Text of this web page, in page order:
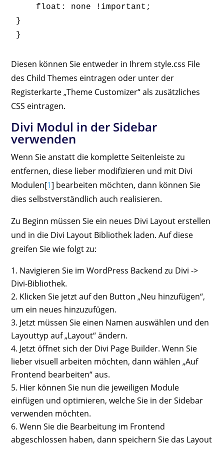
}
}
Diesen können Sie entweder in Ihrem style.css File
des Child Themes eintragen oder unter der
Registerkarte „Theme Customizer“ als zusätzliches
CSS eintragen.
Divi Modul in der Sidebar
verwenden
Wenn Sie anstatt die komplette Seitenleiste zu
entfernen, diese lieber modifizieren und mit Divi
Modulen[1] bearbeiten möchten, dann können Sie
dies selbstverständlich auch realisieren.
Zu Beginn müssen Sie ein neues Divi Layout erstellen
und in die Divi Layout Bibliothek laden. Auf diese
greifen Sie wie folgt zu:
Navigieren Sie im WordPress Backend zu Divi ->
Divi-Bibliothek.
Klicken Sie jetzt auf den Button „Neu hinzufügen“,
um ein neues hinzuzufügen.
Jetzt müssen Sie einen Namen auswählen und den
Layouttyp auf „Layout“ ändern.
Jetzt öffnet sich der Divi Page Builder. Wenn Sie
lieber visuell arbeiten möchten, dann wählen „Auf
Frontend bearbeiten“ aus.
Hier können Sie nun die jeweiligen Module
einfügen und optimieren, welche Sie in der Sidebar
verwenden möchten.
Wenn Sie die Bearbeitung im Frontend
abgeschlossen haben, dann speichern Sie das Layout